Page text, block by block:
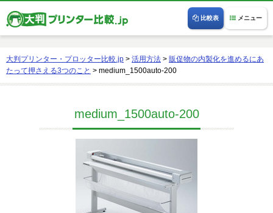
メニュー
比較表
大判プリンター・プロッター比較.jp > 活用方法 > 販促物の内製化を進めるにあ
たって押さえる3つのこと > medium_1500auto-200
medium_1500auto-200